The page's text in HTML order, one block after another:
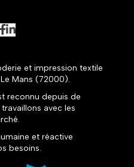
et impression textile
Mans (72000).
reconnu depuis de
avec les
et réactive
besoins.